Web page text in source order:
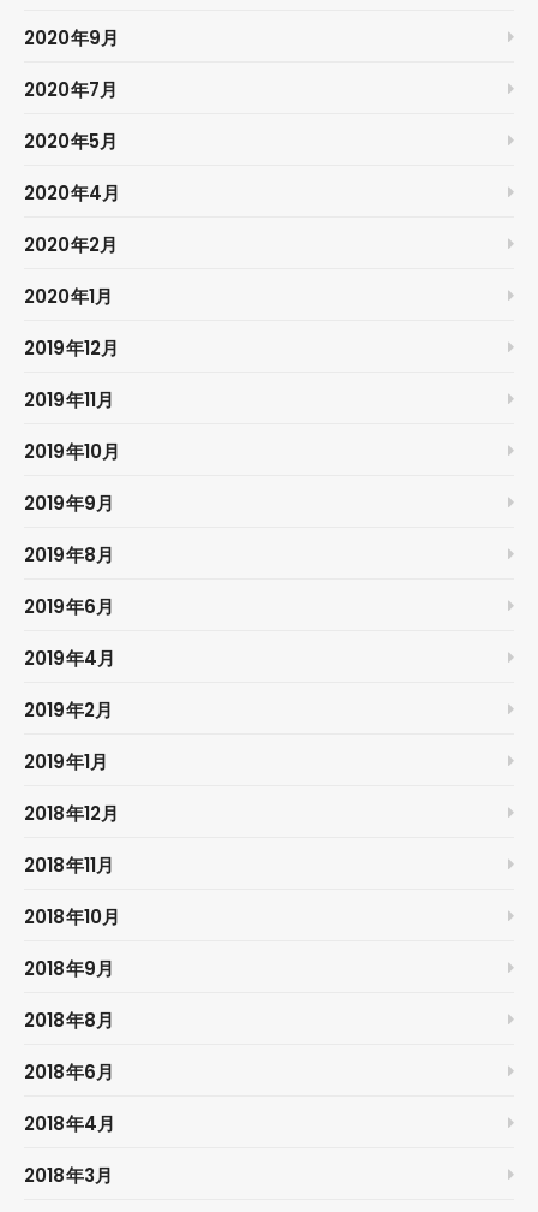
2020年9月
2020年7月
2020年5月
2020年4月
2020年2月
2020年1月
2019年12月
2019年11月
2019年10月
2019年9月
2019年8月
2019年6月
2019年4月
2019年2月
2019年1月
2018年12月
2018年11月
2018年10月
2018年9月
2018年8月
2018年6月
2018年4月
2018年3月